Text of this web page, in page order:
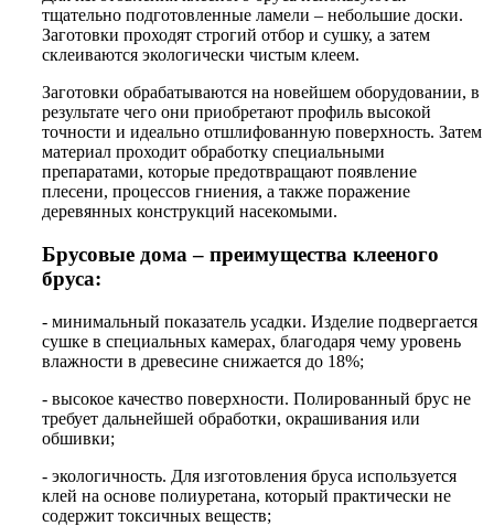
тщательно подготовленные ламели – небольшие доски.
Заготовки проходят строгий отбор и сушку, а затем
склеиваются экологически чистым клеем.
Заготовки обрабатываются на новейшем оборудовании, в
результате чего они приобретают профиль высокой
точности и идеально отшлифованную поверхность. Затем
материал проходит обработку специальными
препаратами, которые предотвращают появление
плесени, процессов гниения, а также поражение
деревянных конструкций насекомыми.
Брусовые дома – преимущества клееного
бруса:
- минимальный показатель усадки. Изделие подвергается
сушке в специальных камерах, благодаря чему уровень
влажности в древесине снижается до 18%;
- высокое качество поверхности. Полированный брус не
требует дальнейшей обработки, окрашивания или
обшивки;
- экологичность. Для изготовления бруса используется
клей на основе полиуретана, который практически не
содержит токсичных веществ;